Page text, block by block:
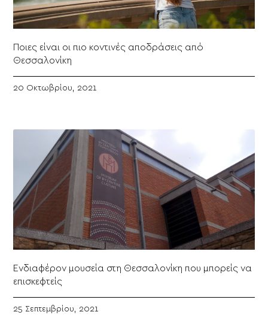
Ποιες είναι οι πιο κοντινές αποδράσεις από
Θεσσαλονίκη
20 Οκτωβρίου, 2021
Ενδιαφέρον μουσεία στη Θεσσαλονίκη που μπορείς να
επισκεφτείς
25 Σεπτεμβρίου, 2021